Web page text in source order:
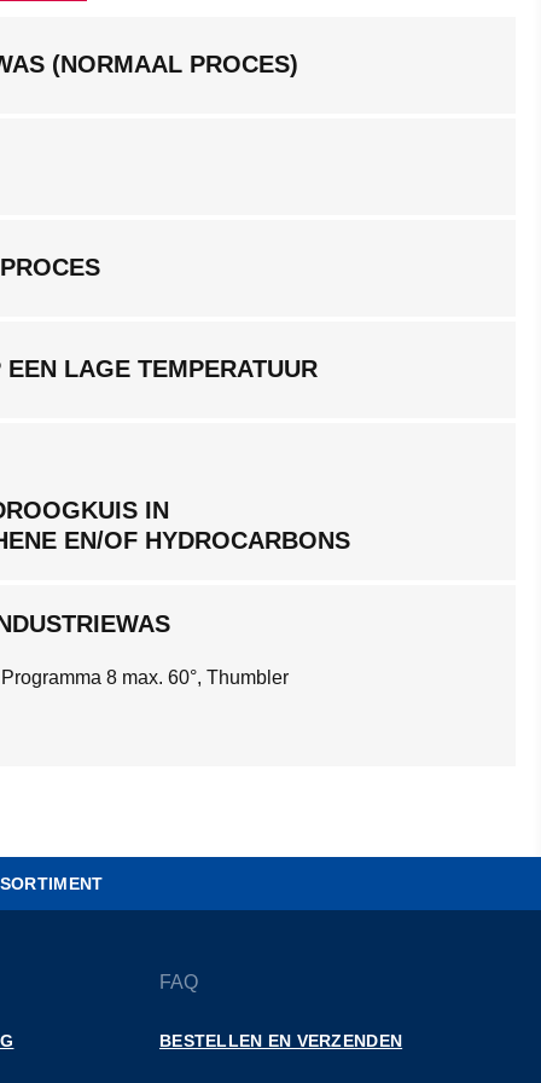
(NORMAAL PROCES)
LAGE TEMPERATUUR
IN
EN/OF HYDROCARBONS
8 max. 60°, Thumbler
FAQ
BESTELLEN EN VERZENDEN